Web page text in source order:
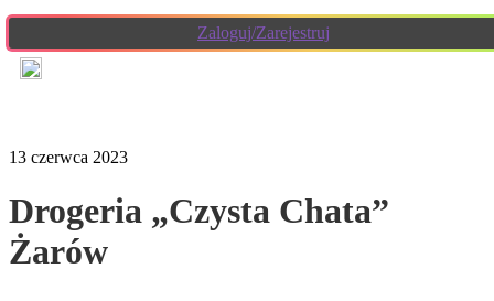
Zaloguj/Zarejestruj
13 czerwca 2023
Drogeria „Czysta Chata”
Żarów